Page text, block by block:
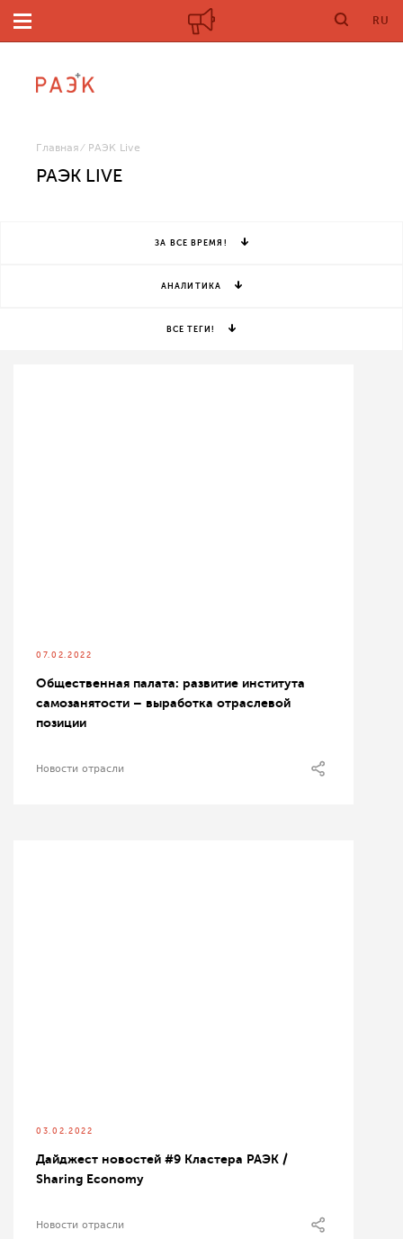
RU
Главная РАЭК Live
РАЭК LIVE
ЗА ВСЕ ВРЕМЯ!
АНАЛИТИКА
ВСЕ ТЕГИ!
07.02.2022
Общественная палата: развитие института
самозанятости – выработка отраслевой
позиции
Новости отрасли
03.02.2022
Дайджест новостей #9 Кластера РАЭК /
Sharing Economy
Новости отрасли